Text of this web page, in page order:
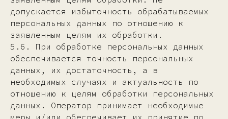
допускается избыточность обрабатываемых
персональных данных по отношению к
заявленным целям их обработки.
5.6. При обработке персональных данных
обеспечивается точность персональных
данных, их достаточность, а в
необходимых случаях и актуальность по
отношению к целям обработки персональных
данных. Оператор принимает необходимые
меры и/или обеспечивает их принятие по